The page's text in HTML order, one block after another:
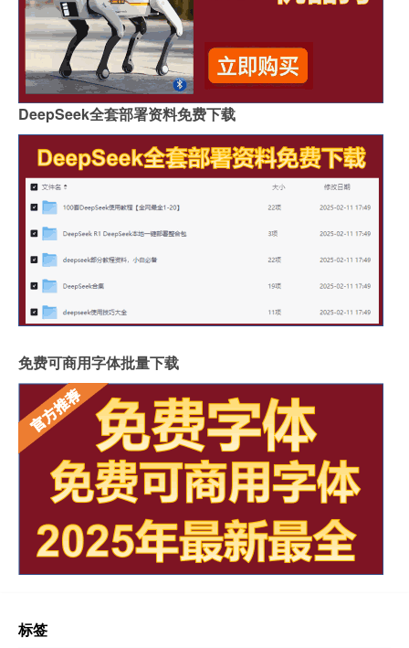
DeepSeek全套部署资料免费下载
免费可商用字体批量下载
标签